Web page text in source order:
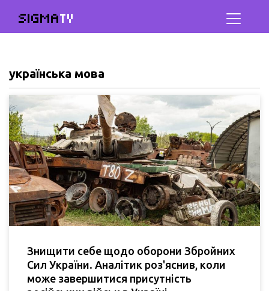
SIGMATV
українська мова
Знищити себе щодо оборони Збройних
Сил України. Аналітик роз'яснив, коли
може завершитися присутність